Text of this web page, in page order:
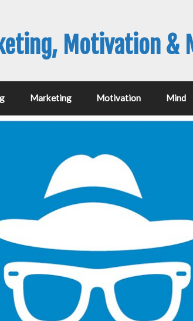
Motivation &
Marketing Motivation Mind